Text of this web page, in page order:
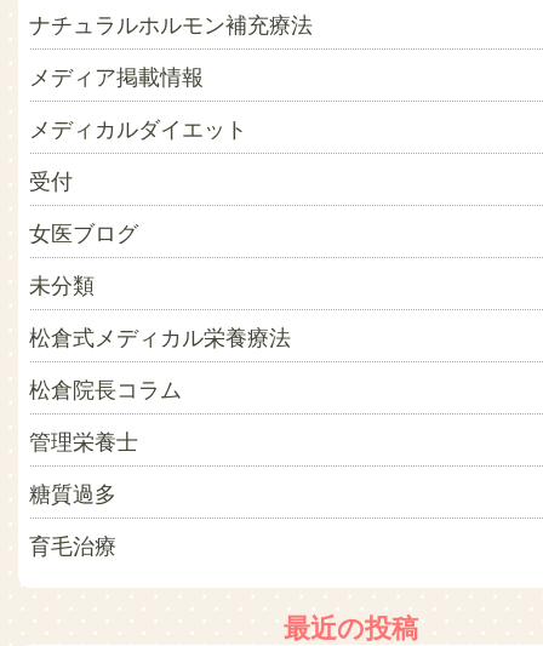
ナチュラルホルモン補充療法
メディア掲載情報
メディカルダイエット
受付
女医ブログ
未分類
松倉式メディカル栄養療法
松倉院長コラム
管理栄養士
糖質過多
育毛治療
最近の投稿